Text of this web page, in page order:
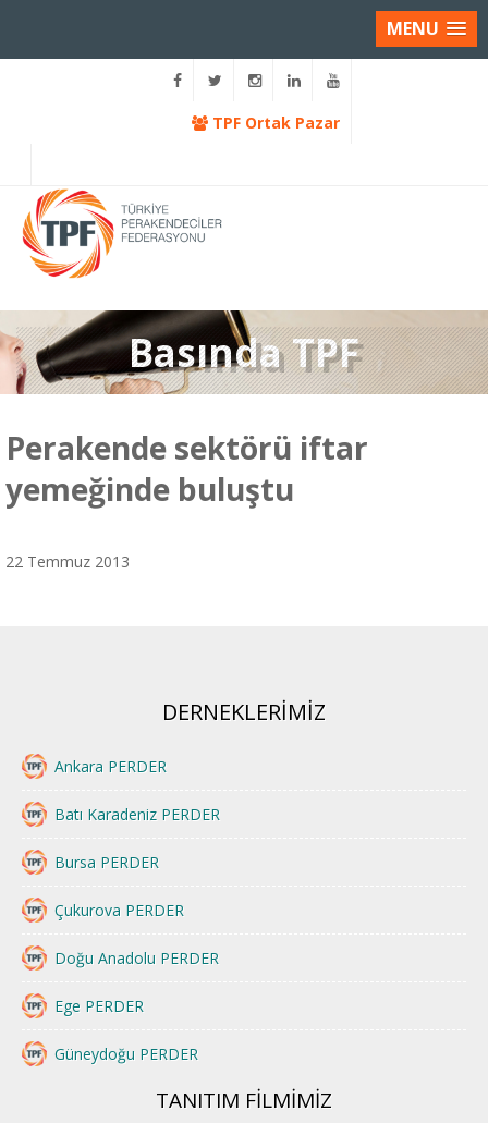
MENU
TPF Ortak Pazar
Basında TPF
Perakende sektörü iftar
yemeğinde buluştu
22 Temmuz 2013
DERNEKLERİMİZ
Ankara PERDER
Batı Karadeniz PERDER
Bursa PERDER
Çukurova PERDER
Doğu Anadolu PERDER
Ege PERDER
Güneydoğu PERDER
İstanbul PERDERTANITIM FİLMİMİZ